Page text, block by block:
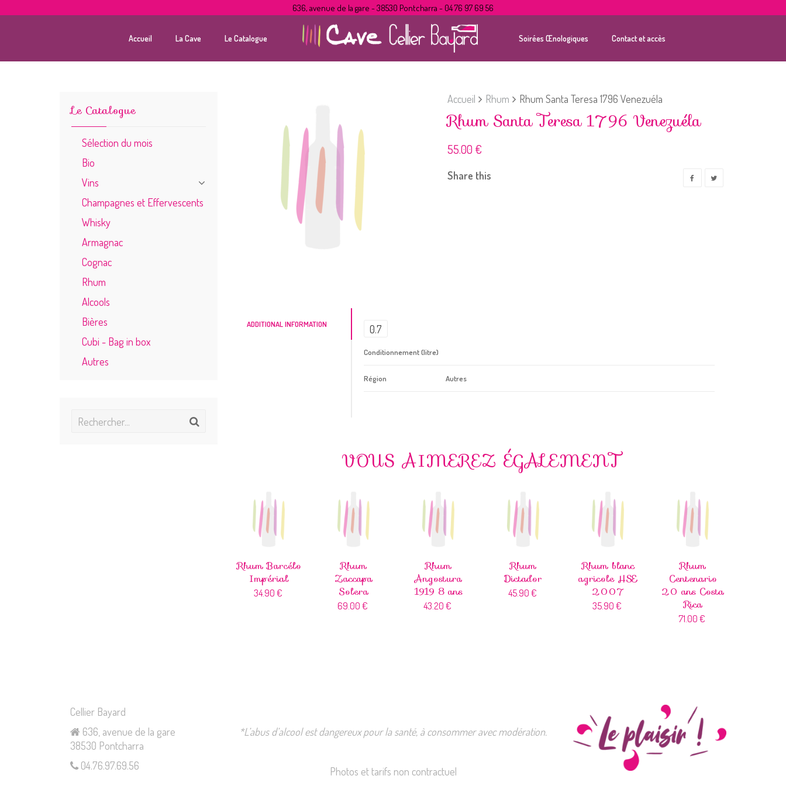
636, avenue de la gare - 38530 Pontcharra - 04 76 97 69 56
Accueil La Cave Le Catalogue Soirées Œnologiques Contact et accès
Accueil Rhum Rhum Santa Teresa 1796 Venezuéla
Rhum Santa Teresa 1796 Venezuéla
55.00 €
Share this
ADDITIONAL INFORMATION 0.7
Conditionnement (litre)
Région Autres
VOUS AIMEREZ ÉGALEMENT
Rhum Barcélo
Impérial
34.90 €
Rhum
Zaccapa
Solera
69.00 €
Rhum
Angostura
1919 8 ans
43.20 €
Rhum
Dictador
45.90 €
Rhum blanc
agricole HSE
2007
35.90 €
Rhum
Centenario
20 ans Costa
Rica
71.00 €
Le Catalogue
Sélection du mois
Bio
Vins
Champagnes et Effervescents
Whisky
Armagnac
Cognac
Rhum
Alcools
Bières
Cubi - Bag in box
Autres
Cellier Bayard
636, avenue de la gare
38530 Pontcharra
04.76.97.69.56
*L’abus d’alcool est dangereux pour la santé, à consommer avec modération.
Photos et tarifs non contractuel